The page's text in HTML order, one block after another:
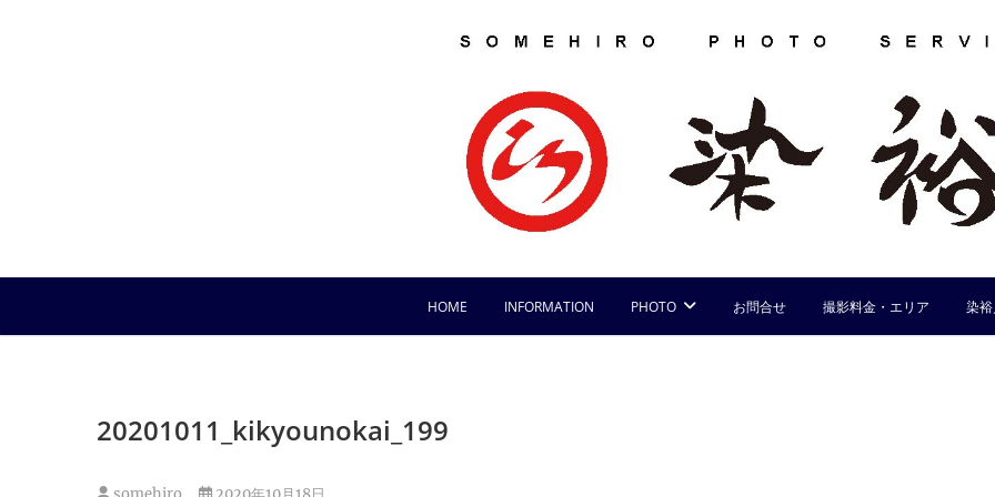
HOME INFORMATION PHOTO お問合せ 撮影料金・エリア 染
20201011_kikyounokai_199